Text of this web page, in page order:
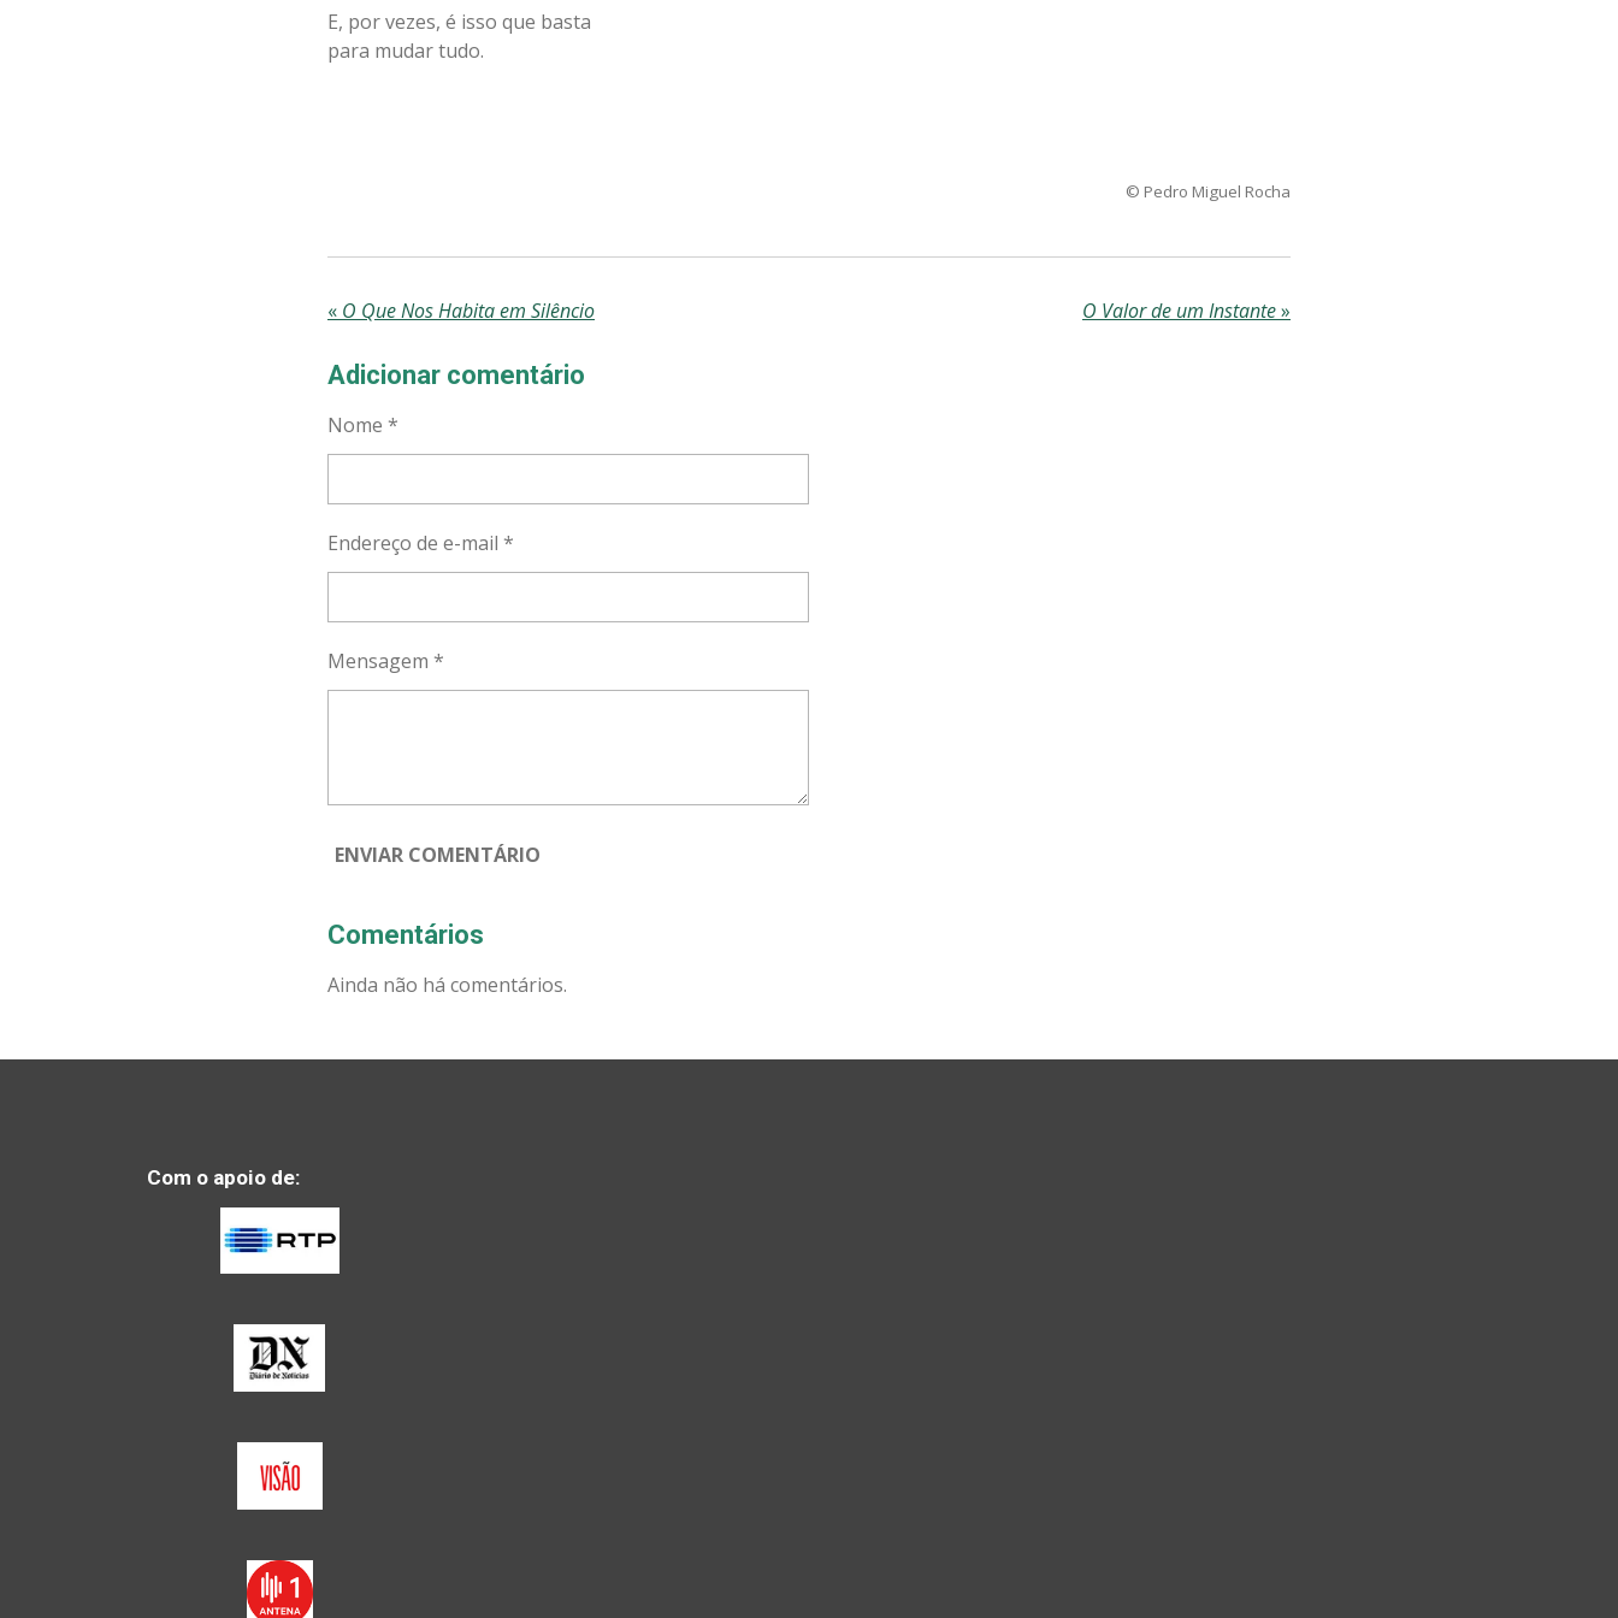
E, por vezes, é isso que basta
para mudar tudo.
© Pedro Miguel Rocha
« O Que Nos Habita em Silêncio O Valor de um Instante»
Adicionar comentário
Nome *
Endereço de e-mail *
Mensagem *
ENVIAR COMENTÁRIO
Comentários
Ainda não há comentários.
Com o apoio de: